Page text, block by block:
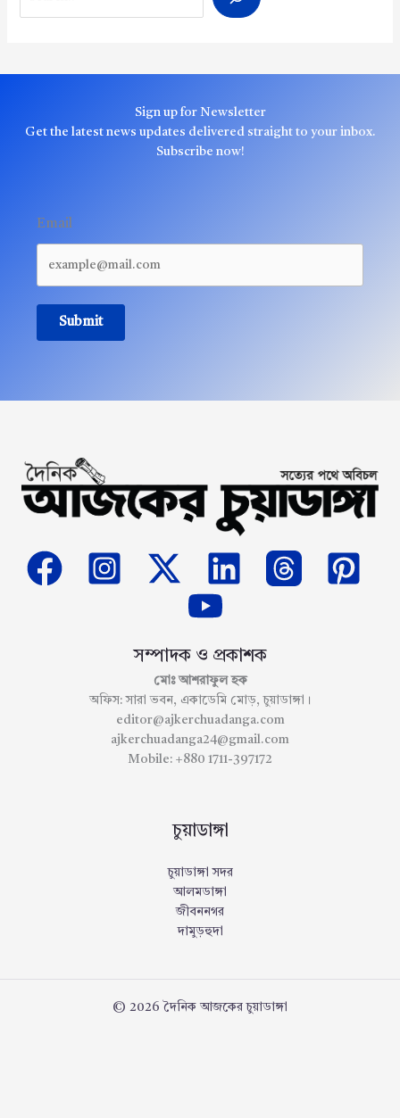
Sign up for Newsletter
Get the latest news updates delivered straight to your inbox.
Subscribe now!
Email
Submit
সম্পাদক ও প্রকাশক
মোঃ আশরাফুল হক
অফিস: সারা ভবন, একাডেমি মোড়, চুয়াডাঙ্গা।
editor@ajkerchuadanga.com
ajkerchuadanga24@gmail.com
Mobile: +880 1711-397172
চুয়াডাঙ্গা
চুয়াডাঙ্গা সদর
আলমডাঙ্গা
জীবননগর
দামুড়হুদা
© 2026 দৈনিক আজকের চুয়াডাঙ্গা